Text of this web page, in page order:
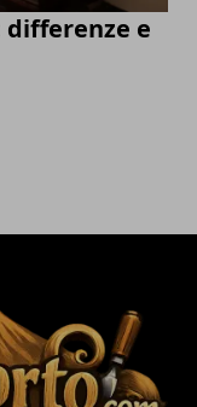
differenze e